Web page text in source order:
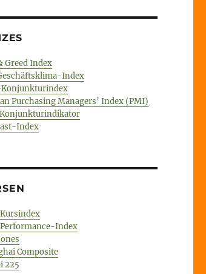
USA // Opioid-Krise“
Greed Index
Index
Purchasing Managers’ Index (PMI)
Index
Index
Composite
225